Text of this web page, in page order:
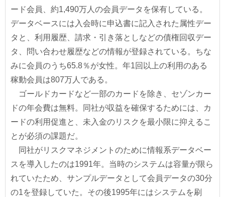
ード会員、約1,490万人の会員データを保有している。
データベースには入会時に申込書に記入された属性デー
タと、利用履歴、請求・引き落としなどの債権回収デー
タ、問い合わせ履歴などの情報が登録されている。ちな
みに会員のうち65.8％が女性。年1回以上の利用のある
稼動会員は807万人である。
ゴールドカードなど一部のカードを除き、セゾンカー
ドの年会費は無料。同社が収益を確保するためには、カ
ードの利用促進と、未入金のリスクを最小限に抑えるこ
とが必須の課題だ。
同社がリスクマネジメントのために情報系データベー
スを導入したのは1991年。当時のシステムは容量が限ら
れていたため、サンプルデータとして会員データの30分
の1を登録していた。その後1995年にはシステムを刷